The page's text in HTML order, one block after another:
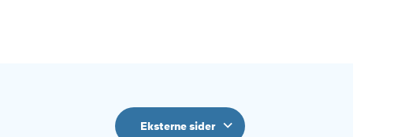
Eksterne sider